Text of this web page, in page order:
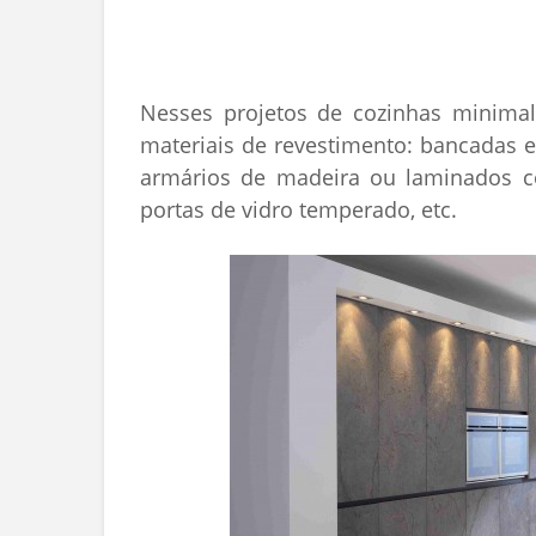
Nesses projetos de cozinhas
materiais de revestimento: bancadas
armários de madeira ou laminados
portas de vidro temperado, etc.